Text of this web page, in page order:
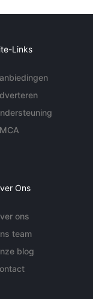
Links
Ons
ons
team
blog